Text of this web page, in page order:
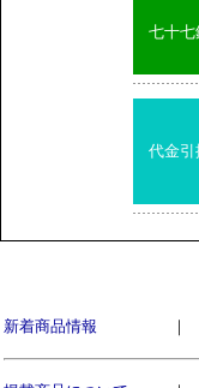
七十七
代金引
新着商品情報 ｜